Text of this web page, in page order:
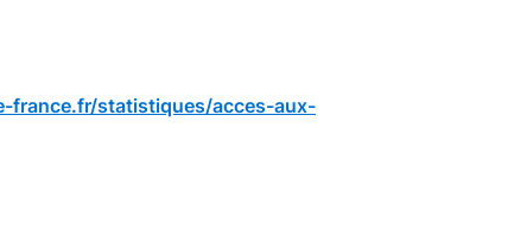
france.fr/statistiques/acces-aux-